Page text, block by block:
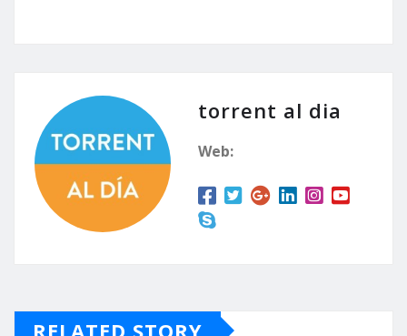
torrent al dia
Web:
RELATED STORY